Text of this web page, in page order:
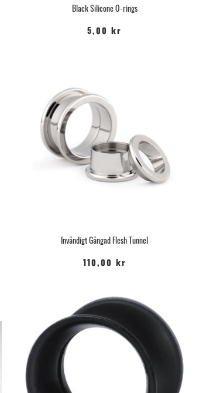
Black Silicone O-rings
5,00 kr
Invändigt Gängad Flesh Tunnel
110,00 kr